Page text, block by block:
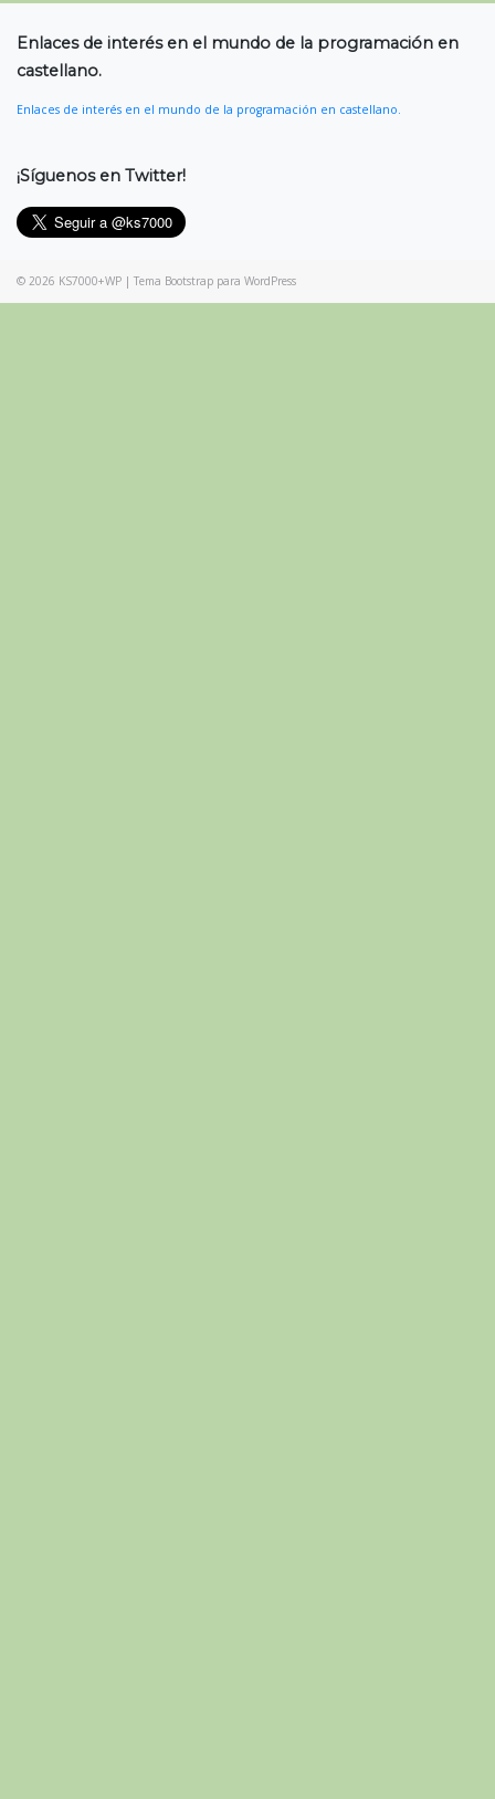
Enlaces de interés en el mundo de la programación en
castellano.
Enlaces de interés en el mundo de la programación en castellano.
¡Síguenos en Twitter!
© 2026 KS7000+WP | Tema Bootstrap para WordPress